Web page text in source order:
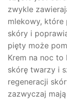
zwykle
mlekowy, które
skóry i
pięty może
Krem na noc to
skórę twarzy i
regeneracji
zazwyczaj